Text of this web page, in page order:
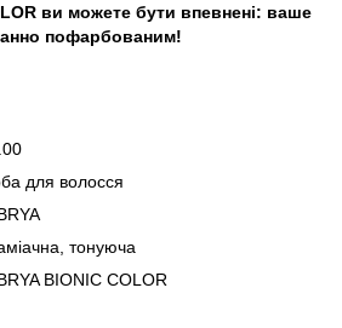
ви можете бути впевнені: ваше
пофарбованим!
для волосся
тонуюча
BIONIC COLOR